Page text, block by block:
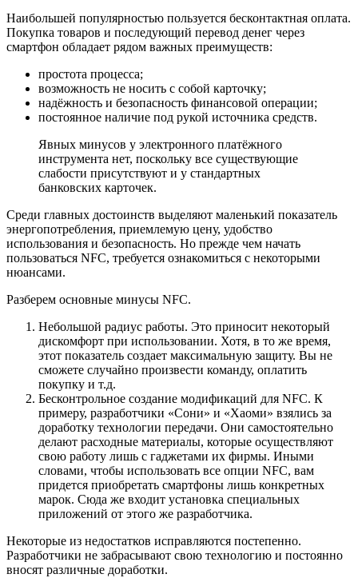
Наибольшей популярностью пользуется бесконтактная оплата.
Покупка товаров и последующий перевод денег через
смартфон обладает рядом важных преимуществ:
простота процесса;
возможность не носить с собой карточку;
надёжность и безопасность финансовой операции;
постоянное наличие под рукой источника средств.
Явных минусов у электронного платёжного
инструмента нет, поскольку все существующие
слабости присутствуют и у стандартных
банковских карточек.
Среди главных достоинств выделяют маленький показатель
энергопотребления, приемлемую цену, удобство
использования и безопасность. Но прежде чем начать
пользоваться NFC, требуется ознакомиться с некоторыми
нюансами.
Разберем основные минусы NFC.
Небольшой радиус работы. Это приносит некоторый
дискомфорт при использовании. Хотя, в то же время,
этот показатель создает максимальную защиту. Вы не
сможете случайно произвести команду, оплатить
покупку и т.д.
Бесконтрольное создание модификаций для NFC. К
примеру, разработчики «Сони» и «Хаоми» взялись за
доработку технологии передачи. Они самостоятельно
делают расходные материалы, которые осуществляют
свою работу лишь с гаджетами их фирмы. Иными
словами, чтобы использовать все опции NFC, вам
придется приобретать смартфоны лишь конкретных
марок. Сюда же входит установка специальных
приложений от этого же разработчика.
Некоторые из недостатков исправляются постепенно.
Разработчики не забрасывают свою технологию и постоянно
вносят различные доработки.